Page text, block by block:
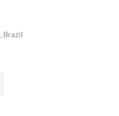
, Brazil